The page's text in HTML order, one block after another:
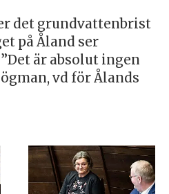
det grundvattenbrist
på Åland ser
är absolut ingen
vd för Ålands